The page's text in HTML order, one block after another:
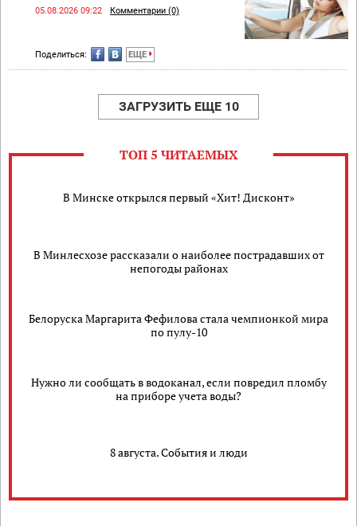
05.08.2026 09:22 Комментарии (0)
Поделиться: ЕЩЕ
ЗАГРУЗИТЬ ЕЩЕ 10
ТОП 5 ЧИТАЕМЫХ
В Минске открылся первый «Хит! Дисконт»
В Минлесхозе рассказали о наиболее пострадавших от
непогоды районах
Белоруска Маргарита Фефилова стала чемпионкой мира
по пулу-10
Нужно ли сообщать в водоканал, если повредил пломбу
на приборе учета воды?
8 августа. События и люди